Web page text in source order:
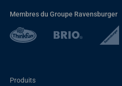
Membres du Groupe Ravensburger
Produits